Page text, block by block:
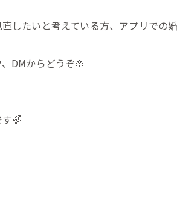
したいと考えている方、アプリで
DMからどうぞ🌸
🌈